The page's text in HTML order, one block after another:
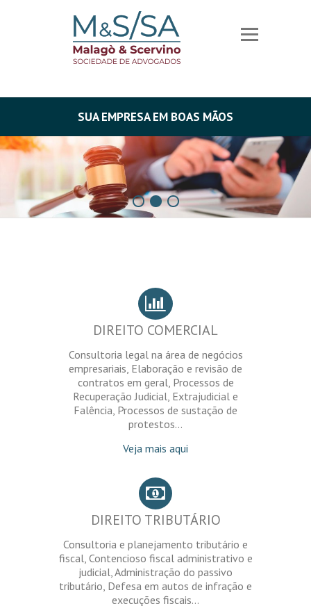
SUA EMPRESA EM BOAS MÃOS
1 2 3
DIREITO COMERCIAL
Consultoria legal na área de negócios
empresariais, Elaboração e revisão de
contratos em geral, Processos de
Recuperação Judicial, Extrajudicial e
Falência, Processos de sustação de
protestos...
Veja mais aqui
DIREITO TRIBUTÁRIO
Consultoria e planejamento tributário e
fiscal, Contencioso fiscal administrativo e
judicial, Administração do passivo
tributário, Defesa em autos de infração e
execuções fiscais...